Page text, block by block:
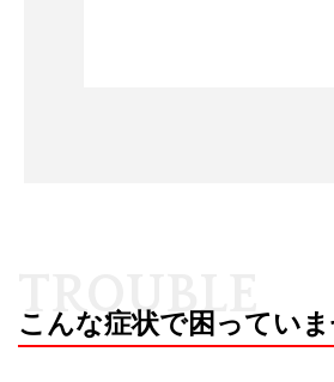
こんな症状で困ってい
ROU BL